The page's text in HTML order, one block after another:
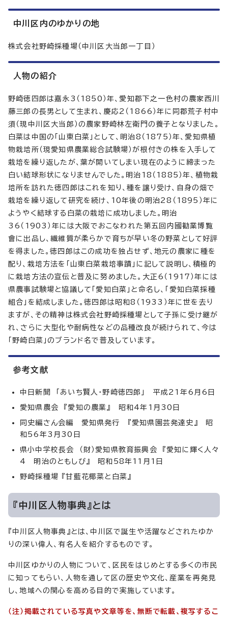
中川区内のゆかりの地
株式会社野崎採種場（中川区大当郎一丁目）
人物の紹介
野崎徳四郎は嘉永3（1850）年、愛知郡下之一色村の農家西川
藤三郎の長男として生まれ、慶応2（1866）年に同郡荒子村中
須（現中川区大当郎）の農家野崎林左衛門の養子となりました。
白菜は中国の「山東白菜」として、明治8（1875）年、愛知県植
物栽培所（現愛知県農業総合試験場）が根付きの株を入手して
栽培を繰り返したが、葉が開いてしまい現在のように締まった
白い結球形状になりませんでした。明治18（1885）年、植物栽
培所を訪れた徳四郎はこれを知り、種を譲り受け、自身の畑で
栽培を繰り返して研究を続け、10年後の明治28（1895）年に
ようやく結球する白菜の栽培に成功しました。明治
36（1903）年には大阪でおこなわれた第五回内國勧業博覧
會に出品し、繊維質が柔らかで育ちが早い冬の野菜として好評
を得ました。徳四郎はこの成功を独占せず、地元の農家に種を
配り、栽培方法を「山東白菜栽培事蹟」に記して説明し、積極的
に栽培方法の宣伝と普及に努めました。大正6（1917）年には
県農事試験場と協議して「愛知白菜」と命名し、「愛知白菜採種
組合」を結成しました。徳四郎は昭和8（1933）年に世を去り
ますが、その精神は株式会社野崎採種場として子孫に受け継が
れ、さらに大型化や耐病性などの品種改良が続けられて、今は
「野崎白菜」のブランド名で普及しています。
参考文献
中日新聞 「あいち賢人・野崎徳四郎」 平成21年6月6日
愛知県農会 『愛知の農業』 昭和4年1月30日
同史編さん会編 愛知県発行 『愛知県園芸発達史』 昭
和56年3月30日
県小中学校長会 （財）愛知県教育振興会 『愛知に輝く人々
4 明治のともしび』 昭和58年11月1日
野崎採種場 『甘藍花椰菜と白菜』
『中川区人物事典』とは
『中川区人物事典』とは、中川区で誕生や活躍などされたゆか
りの深い偉人、有名人を紹介するものです。
中川区ゆかりの人物について、区民をはじめとする多くの市民
に知ってもらい、人物を通して区の歴史や文化、産業を再発見
し、地域への関心を高める目的で実施しています。
（注）掲載されている写真や文章等を、無断で転載、複写するこ